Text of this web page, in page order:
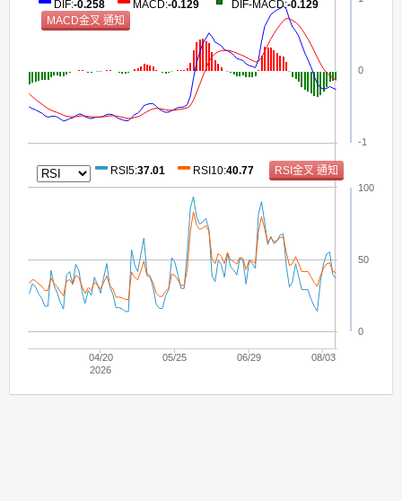
04/20
2026
05/25 06/29 08/03
-1
0
0
50
100
DIF:-0.258 MACD:-0.129 DIF-MACD:-0.129
RSI5:37.01 RSI10:40.77